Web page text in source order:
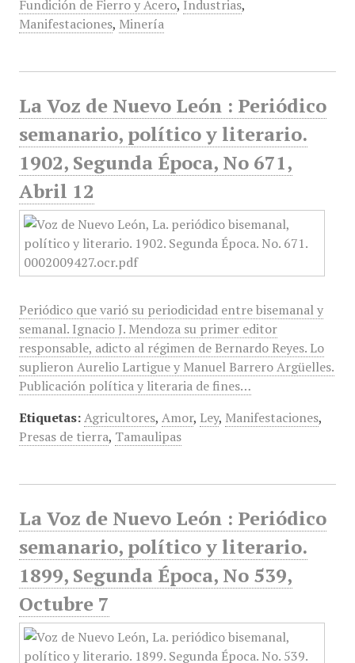
Fundición de Fierro y Acero, Industrias,
Manifestaciones, Minería
La Voz de Nuevo León : Periódico
semanario, político y literario.
1902, Segunda Época, No 671,
Abril 12
Periódico que varió su periodicidad entre bisemanal y
semanal. Ignacio J. Mendoza su primer editor
responsable, adicto al régimen de Bernardo Reyes. Lo
suplieron Aurelio Lartigue y Manuel Barrero Argüelles.
Publicación política y literaria de fines…
Etiquetas: Agricultores, Amor, Ley, Manifestaciones,
Presas de tierra, Tamaulipas
La Voz de Nuevo León : Periódico
semanario, político y literario.
1899, Segunda Época, No 539,
Octubre 7